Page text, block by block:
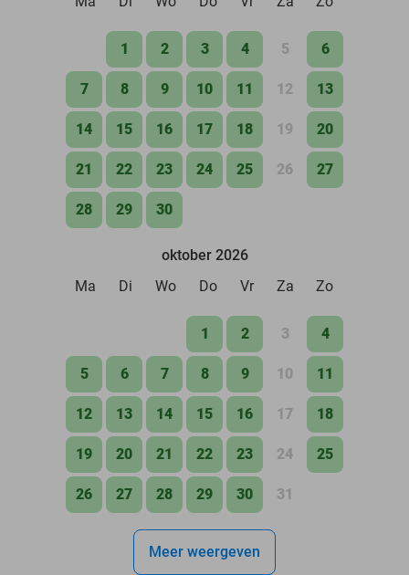
1 2 3 4 5 6
7 8 9 10 11 12 13
14 15 16 17 18 19 20
21 22 23 24 25 26 27
28 29 30
oktober 2026
Ma
Di Wo Do Vr Za Zo
1 2 3 4
5 6 7 8 9 10 11
12 13 14 15 16 17 18
19 20 21 22 23 24 25
26 27 28 29 30 31
Meer weergeven